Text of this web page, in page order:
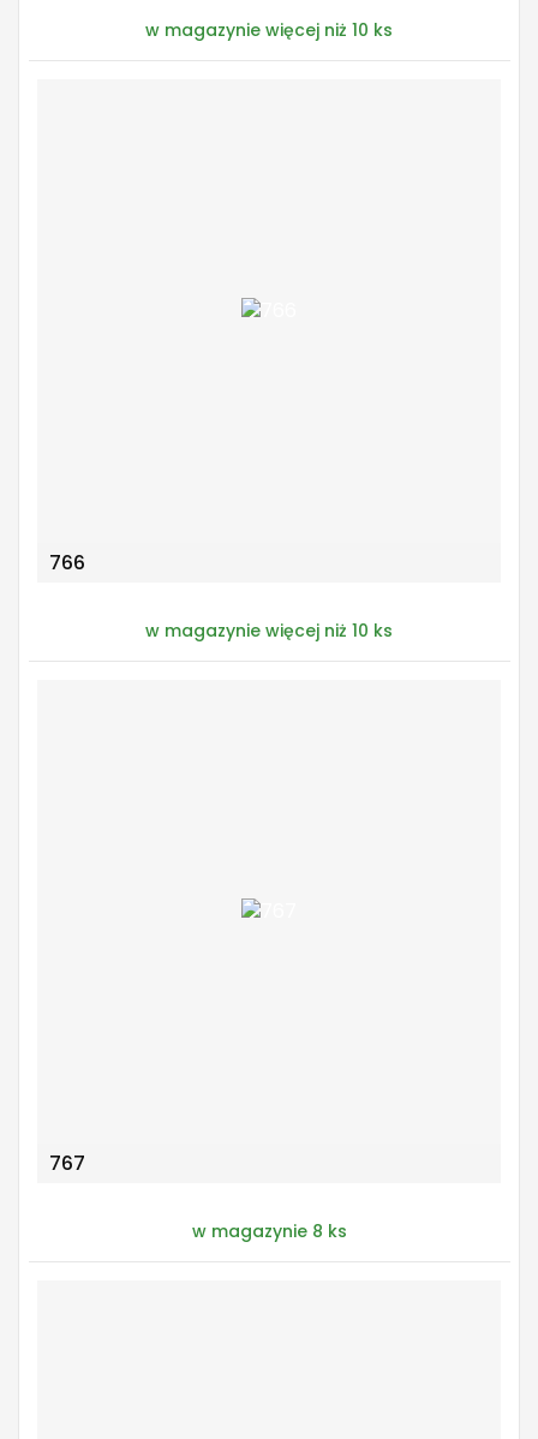
w magazynie więcej niż 10 ks
766
w magazynie więcej niż 10 ks
767
w magazynie 8 ks